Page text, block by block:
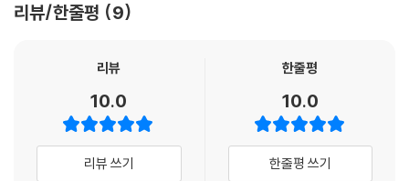
리뷰/한줄평 9
리뷰
10.0
리뷰 쓰기
한줄평
10.0
한줄평 쓰기